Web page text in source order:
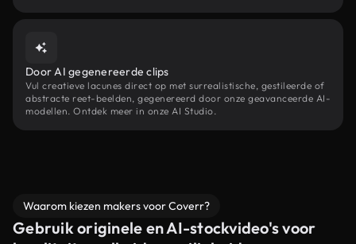
Door AI gegenereerde clips
Vul creatieve lacunes direct op met surrealistische, gestileerde of
abstracte reet-beelden, gegenereerd door onze geavanceerde AI-
modellen. Ontdek meer in onze AI Studio.
Waarom kiezen makers voor Coverr?
Gebruik originele en AI-stockvideo's voor